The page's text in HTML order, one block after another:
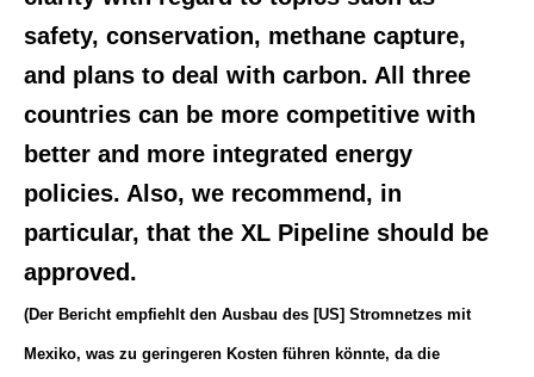
safety, conservation, methane capture,
and plans to deal with carbon. All three
countries can be more competitive with
better and more integrated energy
policies. Also, we recommend, in
particular, that the XL Pipeline should be
approved.
(Der Bericht empfiehlt den Ausbau des [US] Stromnetzes mit
Mexiko, was zu geringeren Kosten führen könnte, da die